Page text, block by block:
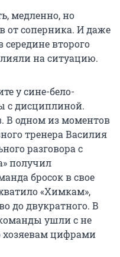
медленно, но
от соперника. И даже
середине второго
на ситуацию.
у сине-бело-
с дисциплиной.
В одном из моментов
тренера Василия
разговора с
получил
бросок в свое
«Химкам»,
до двукратного. В
ушли с не
цифрами